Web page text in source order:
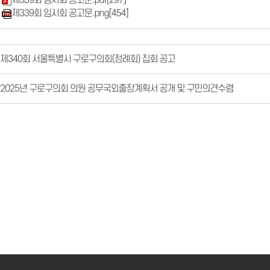
제339회 임시회 공고문.png [454]
제340회 서울특별시 구로구의회(정례회) 집회 공고
2025년 구로구의회 의원 공무국외출장계획서 공개 및 구민의견수렴